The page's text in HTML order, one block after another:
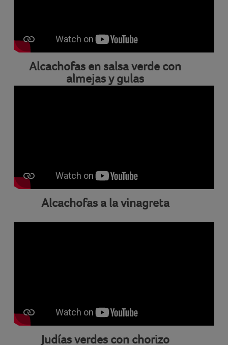
Alcachofas en salsa verde con
almejas y gulas
Alcachofas a la vinagreta
Judías verdes con chorizo